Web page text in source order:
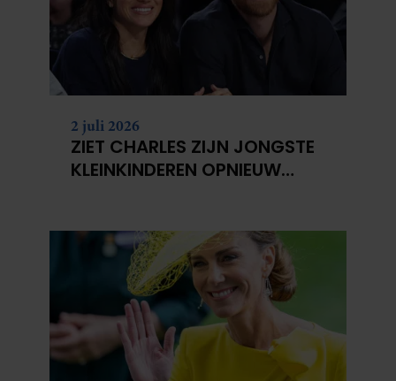
2 juli 2026
ZIET CHARLES ZIJN JONGSTE
KLEINKINDEREN OPNIEUW